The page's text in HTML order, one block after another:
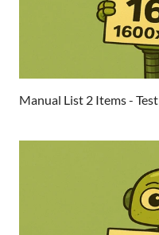
Manual List 2 Items - Test